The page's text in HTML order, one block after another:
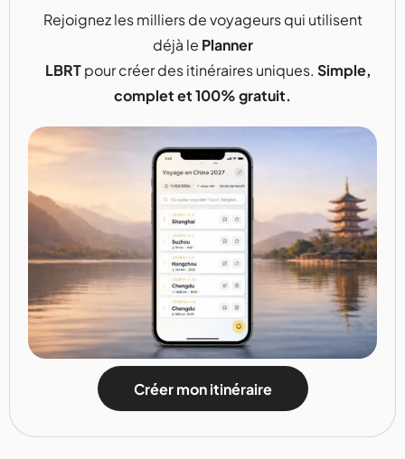
Rejoignez les milliers de voyageurs qui utilisent
déjà le Planner
LBRTpour créer des itinéraires uniques. Simple,
complet et 100% gratuit.
Créer mon itinéraire